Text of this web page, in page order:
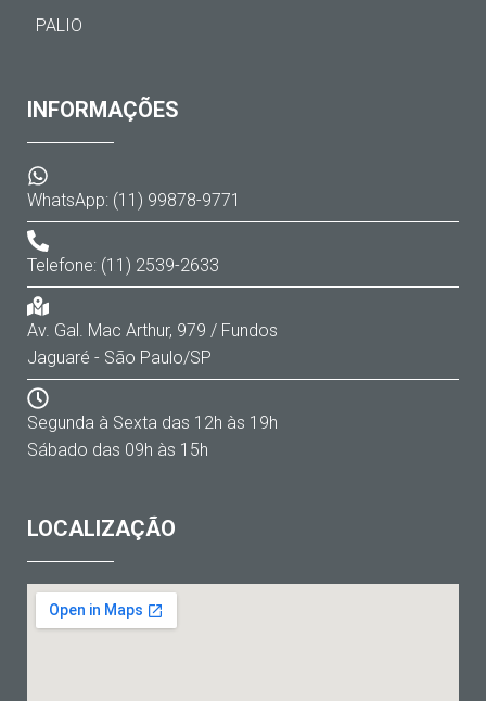
PALIO
INFORMAÇÕES
WhatsApp: (11) 99878-9771
Telefone: (11) 2539-2633
Av. Gal. Mac Arthur, 979 / Fundos
Jaguaré - São Paulo/SP
Segunda à Sexta das 12h às 19h
Sábado das 09h às 15h
LOCALIZAÇÃO